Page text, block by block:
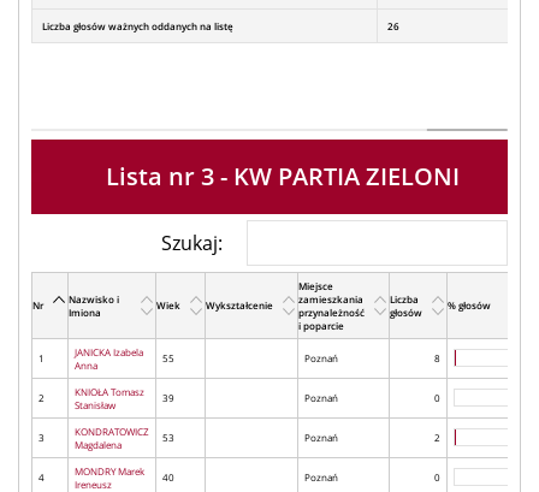
Liczba głosów ważnych oddanych na listę 26
Lista nr 3 - KW PARTIA ZIELONI
Szukaj:
Nr
Nazwisko i
Imiona
Wiek Wykształcenie
Miejsce
zamieszkania
przynależność
i poparcie
Liczba
głosów
% głosów
1
JANICKA Izabela
Anna
55 Poznań 8
2
KNIOŁA Tomasz
Stanisław
39 Poznań 0
3
KONDRATOWICZ
Magdalena
53 Poznań 2
4
MONDRY Marek
Ireneusz
40 Poznań 0